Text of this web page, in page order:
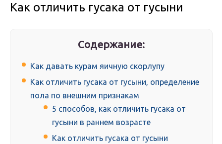
Как отличить гусака от гусыни
Содержание:
Как давать курам яичную скорлупу
Как отличить гусака от гусыни, определение
пола по внешним признакам
5 способов, как отличить гусака от
гусыни в раннем возрасте
Как отличить гусака от гусыни